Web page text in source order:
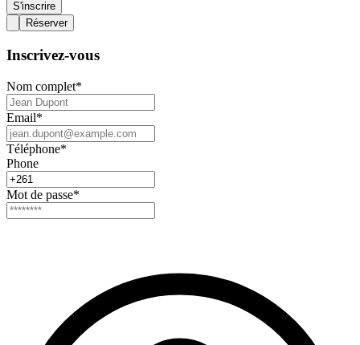
S'inscrire
Réserver
Inscrivez-vous
Nom complet*
Email*
Téléphone*
Phone
Mot de passe*